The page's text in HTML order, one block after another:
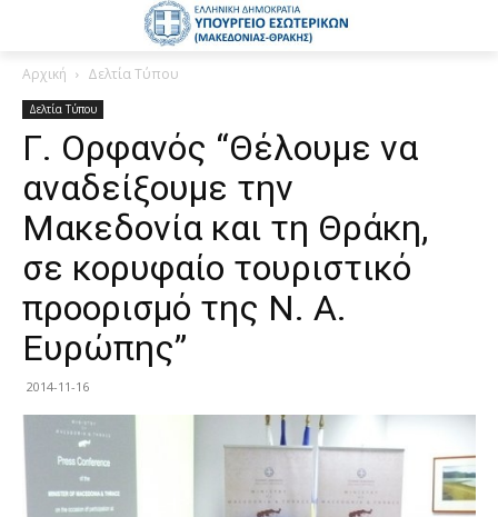
Αρχική Δελτία Τύπου
Δελτία Τύπου
Γ. Ορφανός “Θέλουμε να
αναδείξουμε την
Μακεδονία και τη Θράκη,
σε κορυφαίο τουριστικό
προορισμό της Ν. Α.
Ευρώπης”
2014-11-16